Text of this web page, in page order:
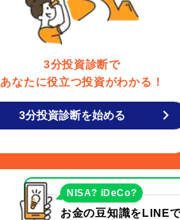
3分投資診断で
あなたに役立つ投資がわかる！
3分投資診断を始める
お金の豆知識をLINE
NISA? iDeCo?